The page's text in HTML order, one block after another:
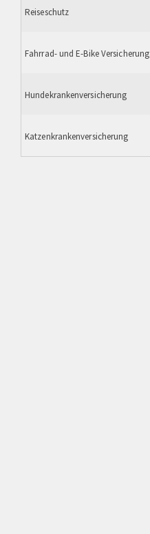
Reiseschutz
Fahrrad- und E-Bike Versicherung
Hundekrankenversicherung
Katzenkrankenversicherung